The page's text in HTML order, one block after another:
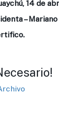
14 de
–